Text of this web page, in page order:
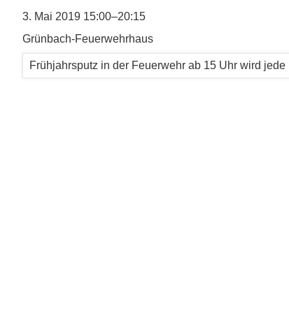
3. Mai 2019 15:00–20:15
Grünbach-Feuerwehrhaus
Frühjahrsputz in der Feuerwehr ab 15 Uhr wird